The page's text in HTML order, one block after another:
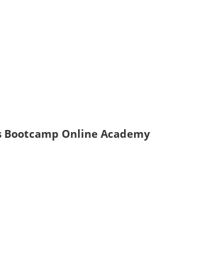
Bootcamp Online Academy